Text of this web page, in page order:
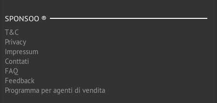
SPONSOO ®
T&C
Privacy
Impressum
Conttati
FAQ
Feedback
Programma per agenti di vendita